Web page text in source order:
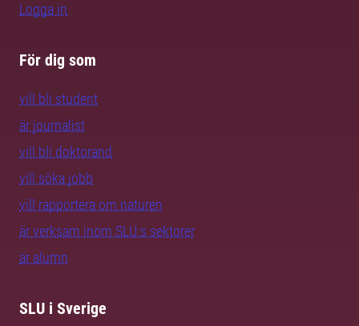
Logga in
För dig som
vill bli student
är journalist
vill bli doktorand
vill söka jobb
vill rapportera om naturen
är verksam inom SLU:s sektorer
är alumn
SLU i Sverige